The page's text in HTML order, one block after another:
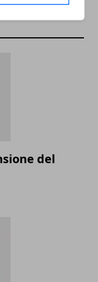
del